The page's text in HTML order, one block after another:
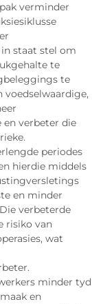
verminder
staat stel om
te
te
voedselwaardige,
en verbeter die
periodes
hierdie middels
en minder
verbeterde
risiko van
wat
minder tyd
en